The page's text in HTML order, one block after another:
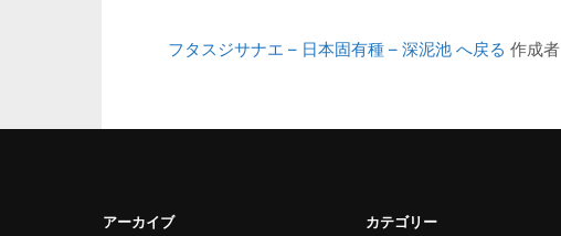
フタスジサナエ – 日本固有種 – 深泥池 へ戻る 作成者
アーカイブ カテゴリー